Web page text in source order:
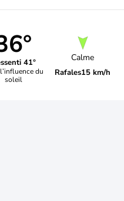
41°
du
soleil
Calme
Rafales15 km/h